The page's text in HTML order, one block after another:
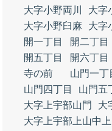
大字小野両川
大字
大字小野臼麻
大字
開一丁目
開二丁目
開五丁目
開六丁目
寺の前
山門一丁
山門四丁目
山門五
大字上宇部山門
大
大字上宇部上山中上